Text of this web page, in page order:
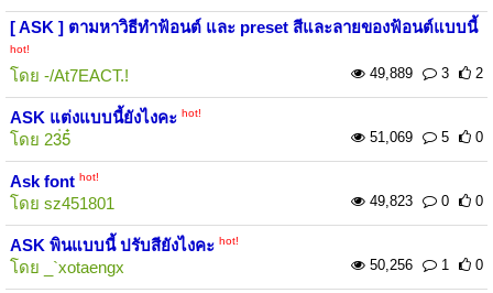
[ ASK ] ตามหาวิธีทำฟ้อนต์ และ preset สีและลายของฟ้อนต์แบบนี้
hot!
โดย -/At7EACT.! 49,889 3 2
ASK แต่งแบบนี้ยังไงคะ hot!
โดย 23่5๋ 51,069 5 0
Ask font hot!
โดย sz451801 49,823 0 0
ASK พินแบบนี้ ปรับสียังไงคะ hot!
โดย _`xotaengx 50,256 1 0